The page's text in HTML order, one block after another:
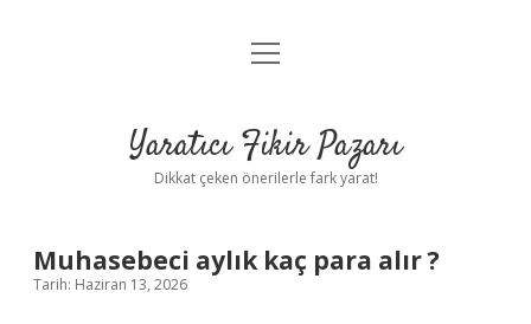
Anasayfa
Yasal Uyarı
menüyü
Yaratıcı Fikir Pazarı
Dikkat çeken önerilerle fark yarat!
Muhasebeci aylık kaç para alır ?
Tarih: Haziran 13, 2026